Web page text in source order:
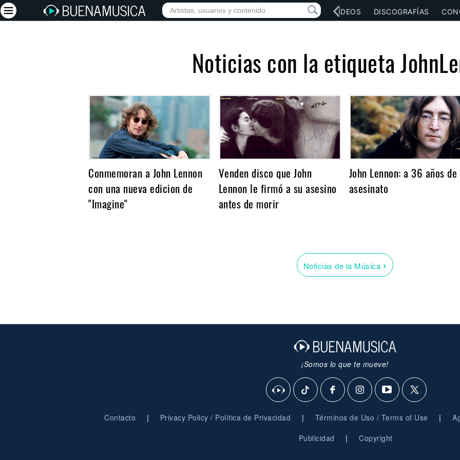
INICIO ARTISTAS RED SOCIAL MÚSICA VÍDEOS DISCOGRAFÍAS
Noticias con la etiqueta
Conmemoran a John Lennon
con una nueva edicion de
"Imagine"
Venden disco que John
Lennon le firmó a su asesino
antes de morir
John Lennon: a 36 años de
asesinato
Noticias de la Música ›
¡Somos lo que te mueve!
Contacto | Privacy Policy / Política de Privacidad | Términos de Uso / Terms of Use |
Publicidad | Copyright